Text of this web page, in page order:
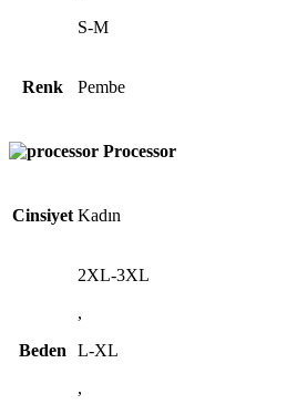
S-M
Renk Pembe
Processor
Cinsiyet Kadın
Beden
2XL-3XL
,
L-XL
,